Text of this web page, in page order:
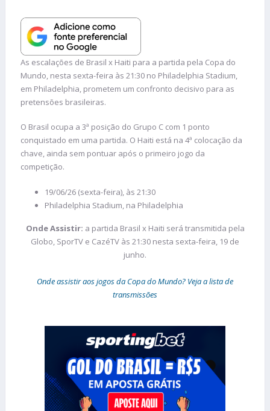
As escalações de Brasil x Haiti para a partida pela Copa do
Mundo, nesta sexta-feira às 21:30 no Philadelphia Stadium,
em Philadelphia, prometem um confronto decisivo para as
pretensões brasileiras.
O Brasil ocupa a 3ª posição do Grupo C com 1 ponto
conquistado em uma partida. O Haiti está na 4ª colocação da
chave, ainda sem pontuar após o primeiro jogo da
competição.
19/06/26 (sexta-feira), às 21:30
Philadelphia Stadium, na Philadelphia
Onde Assistir: a partida Brasil x Haiti será transmitida pela
Globo, SporTV e CazéTV às 21:30 nesta sexta-feira, 19 de
junho.
Onde assistir aos jogos da Copa do Mundo? Veja a lista de
transmissões